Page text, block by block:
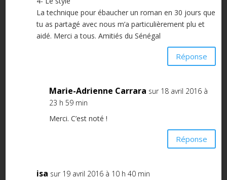
La technique pour ébaucher un roman en 30 jours que
tu as partagé avec nous m’a particulièrement plu et
aidé. Merci a tous. Amitiés du Sénégal
Réponse
Marie-Adrienne Carrara sur 18 avril 2016 à
23 h 59 min
Merci. C’est noté !
Réponse
isa sur 19 avril 2016 à 10 h 40 min